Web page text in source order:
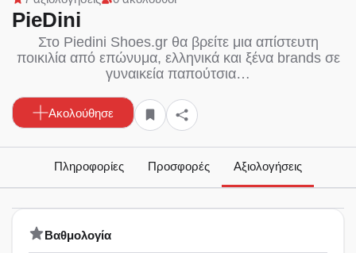
PieDini
Στο Piedini Shoes.gr θα βρείτε μια απίστευτη
ποικιλία από επώνυμα, ελληνικά και ξένα brands σε
γυναικεία παπούτσια…
Ακολούθησε
Πληροφορίες Προσφορές Αξιολογήσεις
Bαθμολογία